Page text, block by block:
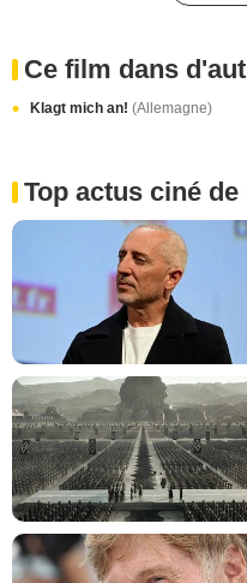
Ce film dans
Klagt mich an! (Allemagne)
Top actus ciné